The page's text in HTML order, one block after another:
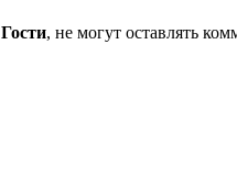
Гости, не могут оставлять